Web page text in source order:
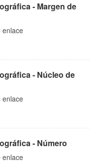
- Margen de
enlace
- Núcleo de
enlace
- Número
enlace